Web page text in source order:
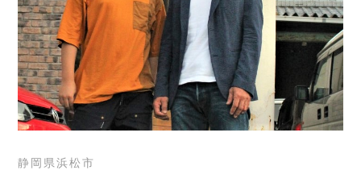
静岡県浜松市